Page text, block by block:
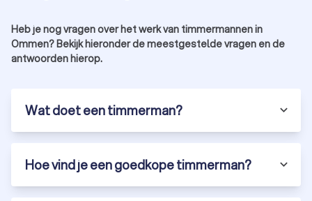
Vind een timmerman uit Ommen die bij je past
Timmerman nodig? Bij Trustoo hebben we de top 10 beste
timmermannen uit Ommen geselecteerd met een
Vraag gratis offertes aan en vergelijk timmermannen op prijs
Heb je nog vragen over het werk van timmermannen in
Ommen? Bekijk hieronder de meestgestelde vragen en de
antwoorden hierop.
Wat doet een timmerman?
Hoe vind je een goedkope timmerman?